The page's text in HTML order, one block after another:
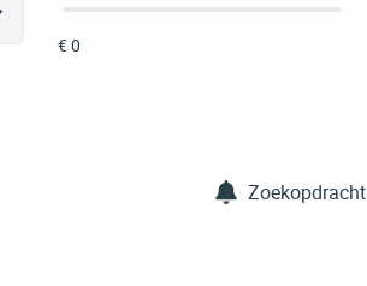
Zoekopdracht